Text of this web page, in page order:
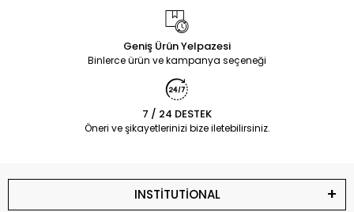
Geniş Ürün Yelpazesi
Binlerce ürün ve kampanya seçeneği
7 / 24 DESTEK
Öneri ve şikayetlerinizi bize iletebilirsiniz.
INSTİTUTİONAL